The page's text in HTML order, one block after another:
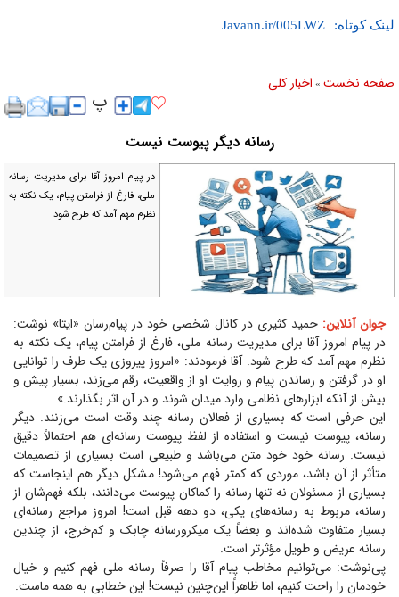
لینک کوتاه:
صفحه نخست » اخبار كلی
رسانه دیگر پیوست نیست
در پیام امروز آقا برای مدیریت رسانه
ملی، فارغ از فرامتن پیام، یک نکته به
نظرم مهم آمد که طرح شود
جوان آنلاین: حمید کثیری در کانال شخصی خود در پیام‌رسان «ایتا» نوشت:
در پیام امروز آقا برای مدیریت رسانه ملی، فارغ از فرامتن پیام، یک نکته به
نظرم مهم آمد که طرح شود. آقا فرمودند: «امروز پیروزی یک طرف را توانایی
او در گرفتن و رساندن پیام و روایت او از واقعیت، رقم می‌زند، بسیار پیش و
بیش از آنکه ابزار‌های نظامی وارد میدان شوند و در آن اثر بگذارند.»
این حرفی است که بسیاری از فعالان رسانه چند وقت است می‌زنند. دیگر
رسانه، پیوست نیست و استفاده از لفظ پیوست رسانه‌ای هم احتمالاً دقیق
نیست. رسانه خود خود متن می‌باشد و طبیعی است بسیاری از تصمیمات
متأثر از آن باشد، موردی که کمتر فهم می‌شود! مشکل دیگر هم اینجاست که
بسیاری از مسئولان نه تنها رسانه را کماکان پیوست می‌دانند، بلکه فهم‌شان از
رسانه، مربوط به رسانه‌های یکی، دو دهه قبل است! امروز مراجع رسانه‌ای
بسیار متفاوت شده‌اند و بعضاً یک میکرورسانه چابک و کم‌خرج، از چندین
رسانه عریض و طویل مؤثرتر است.
پی‌نوشت: می‌توانیم مخاطب پیام آقا را صرفاً رسانه ملی فهم کنیم و خیال
خودمان را راحت کنیم، اما ظاهراً این‌چنین نیست! این خطابی به همه ماست.